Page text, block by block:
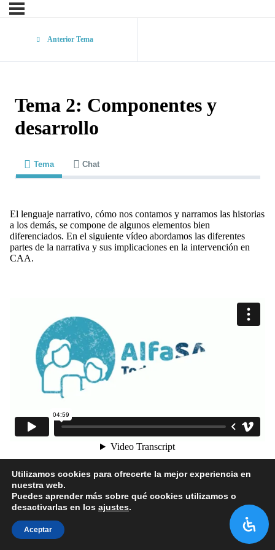
Anterior Tema
Tema 2: Componentes y
desarrollo
Tema Chat
El lenguaje narrativo, cómo nos contamos y narramos las historias
a los demás, se compone de algunos elementos bien
diferenciados. En el siguiente vídeo abordamos las diferentes
partes de la narrativa y sus implicaciones en la intervención en
CAA.
1 2 3 4 5
Utilizamos cookies para ofrecerte la mejor experiencia en
nuestra web.
Puedes aprender más sobre qué cookies utilizamos o
desactivarlas en los ajustes.
Aceptar